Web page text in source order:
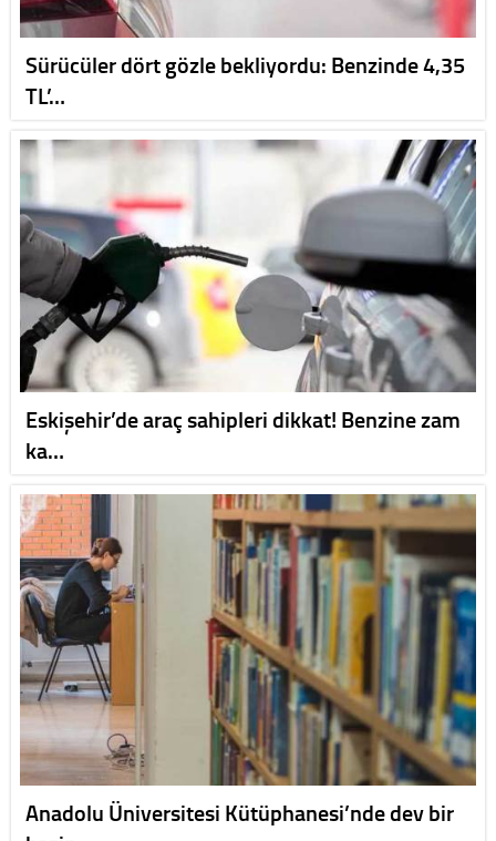
Sürücüler dört gözle bekliyordu: Benzinde 4,35
TL’…
Eskişehir’de araç sahipleri dikkat! Benzine zam
ka…
Anadolu Üniversitesi Kütüphanesi’nde dev bir